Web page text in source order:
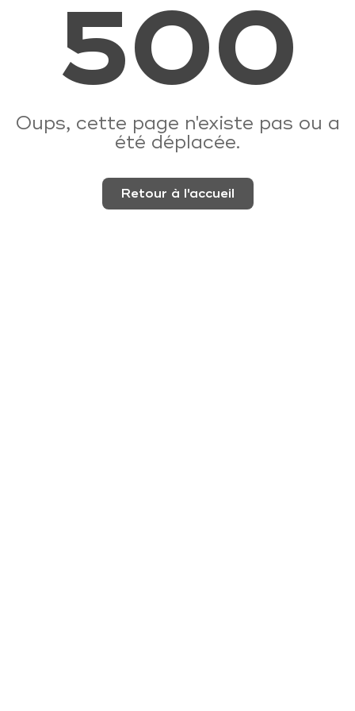
500
Oups, cette page n'existe pas ou a
été déplacée.
Retour à l'accueil